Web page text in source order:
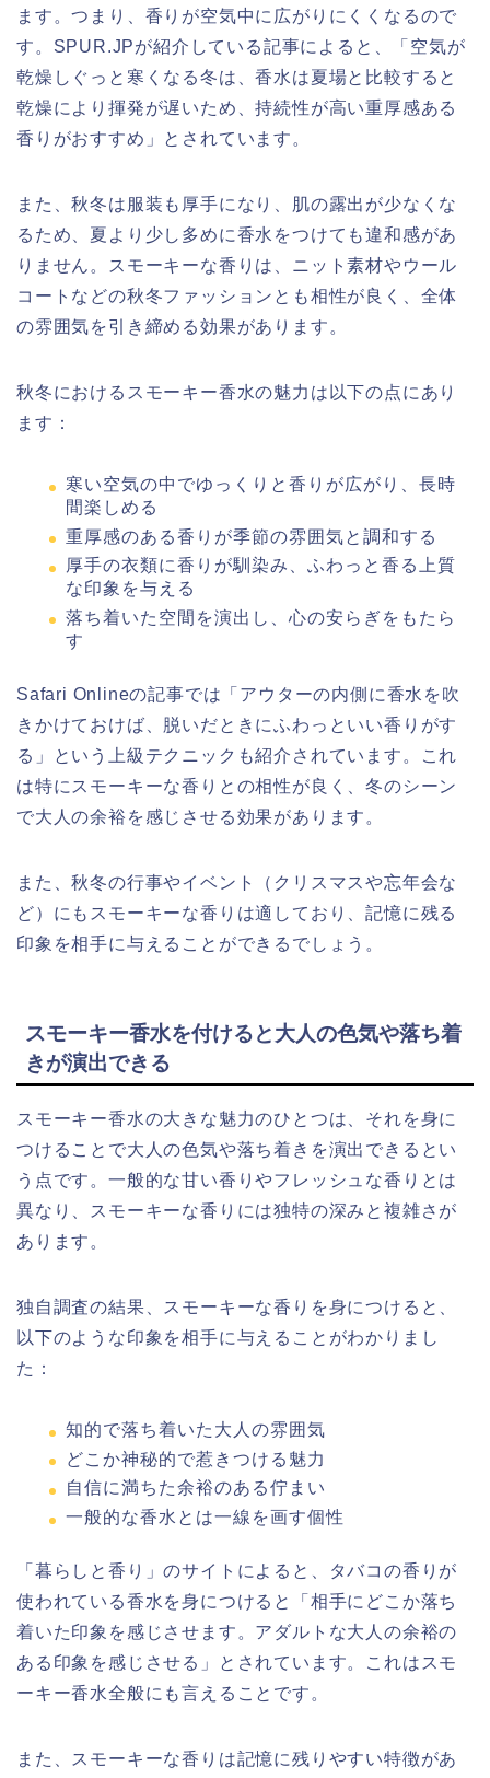
ます。つまり、香りが空気中に広がりにくくなるので
す。SPUR.JPが紹介している記事によると、「空気が
乾燥しぐっと寒くなる冬は、香水は夏場と比較すると
乾燥により揮発が遅いため、持続性が高い重厚感ある
香りがおすすめ」とされています。
また、秋冬は服装も厚手になり、肌の露出が少なくな
るため、夏より少し多めに香水をつけても違和感があ
りません。スモーキーな香りは、ニット素材やウール
コートなどの秋冬ファッションとも相性が良く、全体
の雰囲気を引き締める効果があります。
秋冬におけるスモーキー香水の魅力は以下の点にあり
ます：
寒い空気の中でゆっくりと香りが広がり、長時
間楽しめる
重厚感のある香りが季節の雰囲気と調和する
厚手の衣類に香りが馴染み、ふわっと香る上質
な印象を与える
落ち着いた空間を演出し、心の安らぎをもたら
す
Safari Onlineの記事では「アウターの内側に香水を吹
きかけておけば、脱いだときにふわっといい香りがす
る」という上級テクニックも紹介されています。これ
は特にスモーキーな香りとの相性が良く、冬のシーン
で大人の余裕を感じさせる効果があります。
また、秋冬の行事やイベント（クリスマスや忘年会な
ど）にもスモーキーな香りは適しており、記憶に残る
印象を相手に与えることができるでしょう。
スモーキー香水を付けると大人の色気や落ち着
きが演出できる
スモーキー香水の大きな魅力のひとつは、それを身に
つけることで大人の色気や落ち着きを演出できるとい
う点です。一般的な甘い香りやフレッシュな香りとは
異なり、スモーキーな香りには独特の深みと複雑さが
あります。
独自調査の結果、スモーキーな香りを身につけると、
以下のような印象を相手に与えることがわかりまし
た：
知的で落ち着いた大人の雰囲気
どこか神秘的で惹きつける魅力
自信に満ちた余裕のある佇まい
一般的な香水とは一線を画す個性
「暮らしと香り」のサイトによると、タバコの香りが
使われている香水を身につけると「相手にどこか落ち
着いた印象を感じさせます。アダルトな大人の余裕の
ある印象を感じさせる」とされています。これはスモ
ーキー香水全般にも言えることです。
また、スモーキーな香りは記憶に残りやすい特徴があ